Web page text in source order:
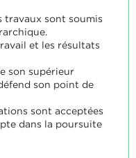
travaux sont soumis
et les résultats
son supérieur
son point de
sont acceptées
dans la poursuite